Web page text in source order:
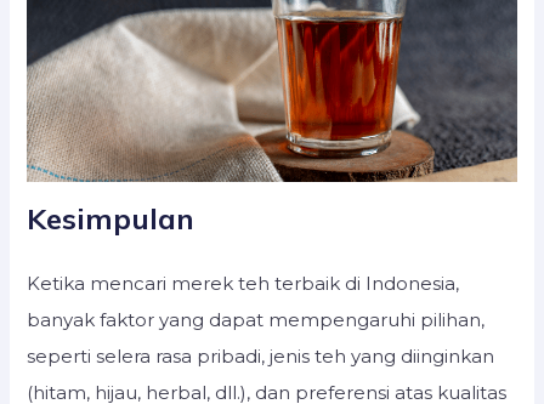
Kesimpulan
Ketika mencari merek teh terbaik di Indonesia,
banyak faktor yang dapat mempengaruhi pilihan,
seperti selera rasa pribadi, jenis teh yang diinginkan
(hitam, hijau, herbal, dll.), dan preferensi atas kualitas